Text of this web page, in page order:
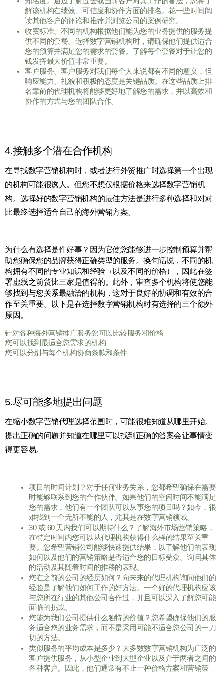
解该机构在绩效、可信度和协作方面的排名。花一些时间阅
读其他客户的评论和推荐并浏览公司的案例研究。
收费标准。不同的机构根据他们能为您的业务提供的服务提
供不同的套餐。选择数字营销机构时，请确保他们提供适合
您的预算并满足您的需求的套餐。了解每个套餐对于让您的
钱发挥最大价值非常重要。
客户服务。客户服务对我们每个人来说都有不同的意义，但
响应能力、礼貌和积极的态度是关键品质。在这些品质上排
名靠前的代理机构将能够更好地了解您的需求，并以高效和
协作的方式与您的团队合作。
4.接触多个潜在合作机构
在寻找数字营销机构时，或者进行外贸推广时选择第一个出现
的机构可能很诱人。但您不想仅根据价格来选择数字营销机
构。选择好的数字营销机构的最佳方法是进行多种选择和对对
比最终选择适合自己的海外营销方案。
为什么有选择是件好事？因为它使您能够进一步控制预算并帮
助您确保您的品牌获得正确类型的服务。换句话说，不同的机
构拥有不同的专业知识和经验（以及不同的价格），因此在签
署虚线之前货比三家是值得的。此外，审查多个机构将使您能
够找到与您关系最融洽的机构，这对于良好的协调和有效的合
作至关重要。以下是在选择数字营销机构时有选择的三个额外
原因。
针对各种海外营销推广服务您可以比较服务和价格
您可以找到最适合您需求的机构
您可以分别与每个机构协商条款和条件
5.尽可能多地提出问题
在缩小数字营销代理选择范围时，可能很难知道从哪里开始。
提出正确的问题并知道在哪里可以找到正确的答案会让事情变
得更容易。
项目的时间计划？对于任何业务关系，您都希望确保在需要
时能够联系到您的合作伙伴。如果他们的空闲时间不能满足
您的需求，他们有一个团队可以从事您的项目吗？如今，很
难找到一个无所不能的人，尤其是在数字营销领域。
30 或 60 天内我们可以期待什么？了解海外市场营销策略，
在特定时间内您可以从代理机构获得什么样的结果至关重
要。您希望营销公司能够快速提供结果，以了解他们的表现
如何以及他们的营销策略是否适合您的目标受众。询问具体
的活动及其随着时间的推移的表现。
您在之前的公司的经历如何？向未来的代理机构询问他们的
经验是了解他们如何工作的好方法。一个好的代理机构应该
与您所在行业的其他公司合作过，并且可以深入了解您可能
面临的挑战。
您能为我们公司提供什么独特的价值？您希望确保他们的服
务适合您的业务需求，而不是采用可能不适合您公司的一刀
切的方法。
类似服务的平均成本是多少？大多数数字营销机构为广泛的
客户提供服务，从小型企业到大型企业以及介于两者之间的
各种客户。因此，他们通常有不止一种价格方案和营销策